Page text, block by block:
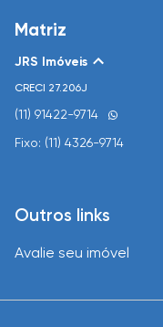
Matriz
JRS Imóveis
CRECI 27.206J
(11) 91422-9714
Fixo: (11) 4326-9714
Outros links
Avalie seu imóvel